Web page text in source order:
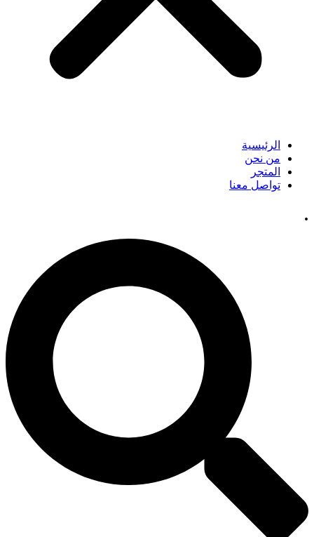
الرئيسية
من نحن
المتجر
تواصل معنا
.